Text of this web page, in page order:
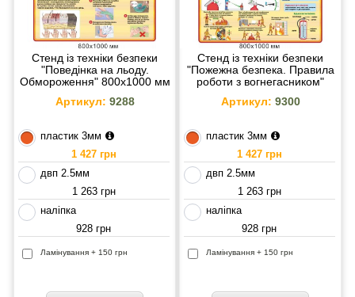
Стенд із техніки безпеки
"Поведінка на льоду.
Обмороження" 800х1000 мм
Артикул: 9288
пластик 3мм
1 427 грн
двп 2.5мм
1 263 грн
наліпка
928 грн
Ламінування + 150 грн
Стенд із техніки безпеки
"Пожежна безпека. Правила
роботи з вогнегасником"
Артикул: 9300
пластик 3мм
1 427 грн
двп 2.5мм
1 263 грн
наліпка
928 грн
Ламінування + 150 грн